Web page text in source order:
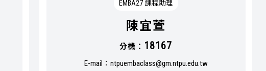
EMBA27 課程助理
陳宜萱
分機： 18167
E-mail： ntpuembaclass@gm.ntpu.edu.tw